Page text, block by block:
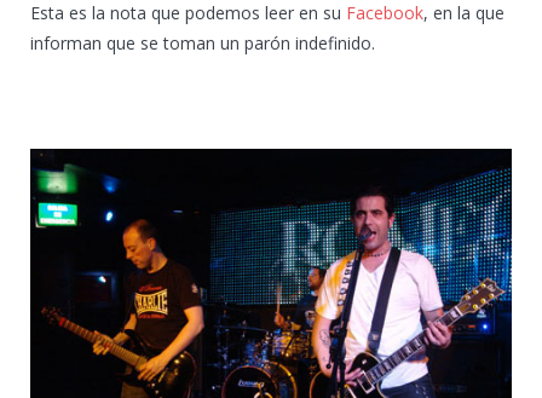
Esta es la nota que podemos leer en su Facebook, en la que
informan que se toman un parón indefinido.